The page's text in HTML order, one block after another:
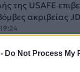
Do Not Process My
της USAFE
ακριβείας